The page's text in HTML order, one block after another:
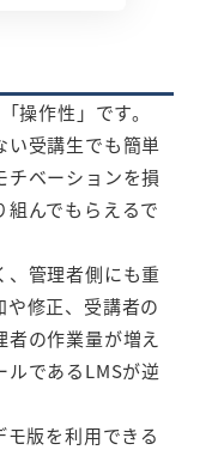
操作性」です。
い受講生でも簡単
チベーションを損
んでもらえるで
、管理者側にも重
修正、受講者の
者の作業量が増え
であるLMSが逆
版を利用できる